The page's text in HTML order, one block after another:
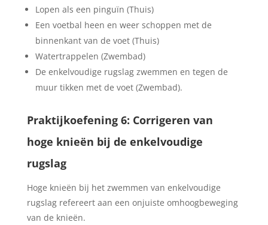
Lopen als een pinguïn (Thuis)
Een voetbal heen en weer schoppen met de
binnenkant van de voet (Thuis)
Watertrappelen (Zwembad)
De enkelvoudige rugslag zwemmen en tegen de
muur tikken met de voet (Zwembad).
Praktijkoefening 6: Corrigeren van
hoge knieën bij de enkelvoudige
rugslag
Hoge knieën bij het zwemmen van enkelvoudige
rugslag refereert aan een onjuiste omhoogbeweging
van de knieën.